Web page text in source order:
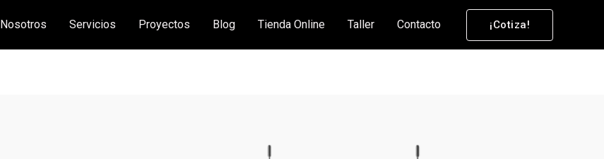
Nosotros Servicios Proyectos Blog Tienda Online Taller Contacto ¡Cotiza!